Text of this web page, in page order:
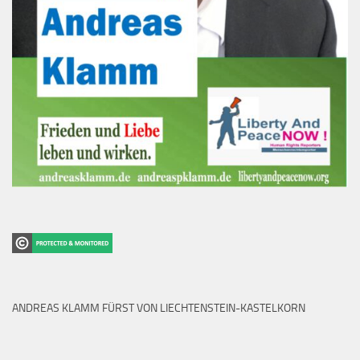
ANDREAS KLAMM FÜRST VON LIECHTENSTEIN-KASTELKORN